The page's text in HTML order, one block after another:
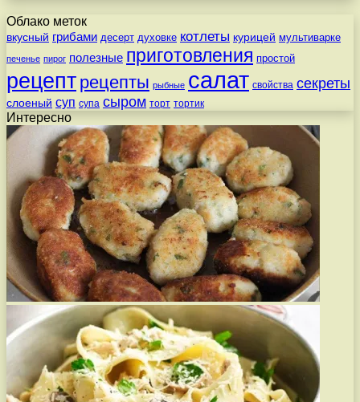
Облако меток
вкусный грибами десерт духовке котлеты курицей мультиварке
печенье пирог полезные приготовления простой
рецепт рецепты рыбные салат свойства секреты
слоеный суп супа сыром торт тортик
Интересно